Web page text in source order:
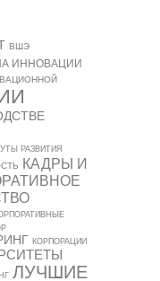
ВШЭ
ИННОВАЦИИ
РАЗВИТИЯ
КАДРЫ И
КОРПОРАЦИИ
ЛУЧШИЕ